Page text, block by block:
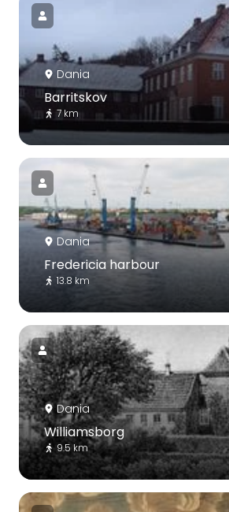
Dania
Barritskov
7 km
Dania
Fredericia harbour
13.8 km
Dania
Williamsborg
9.5 km